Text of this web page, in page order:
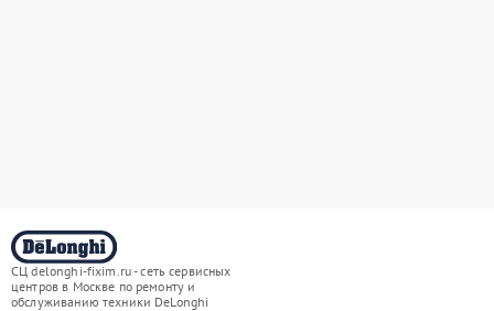
СЦ delonghi-fixim.ru - сеть сервисных
центров в Москве по ремонту и
обслуживанию техники DeLonghi